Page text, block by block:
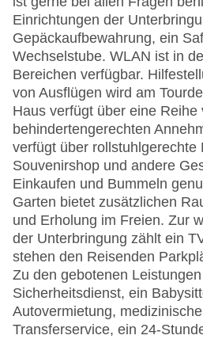
Einrichtungen der
Gepäckaufbewahrung, ein
Wechselstube. WLAN ist in
Bereichen verfügbar.
von Ausflügen wird am
Haus verfügt über eine Reihe
behindertengerechten
verfügt über rollstuhlgerechte
Souvenirshop und andere
Einkaufen und Bummeln
Garten bietet zusätzlichen
und Erholung im Freien. Zur
der Unterbringung zählt ein
stehen den Reisenden
Zu den gebotenen
Sicherheitsdienst, ein
Autovermietung,
Transferservice, ein 24-